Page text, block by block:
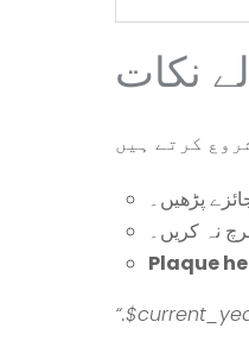
نکات
پڑھیں۔
نہ کریں۔
Plaque